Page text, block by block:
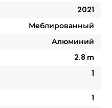
2021
Меблированный
Алюминий
2.8 m
1
1